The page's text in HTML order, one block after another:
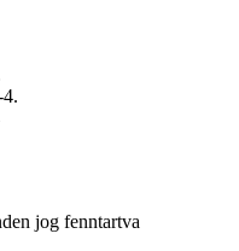
jog fenntartva